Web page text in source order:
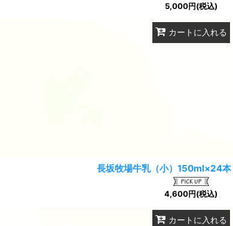
5,000円(税込)
カートに入れる
長坂牧場牛乳（小）150ml×24本
4,600円(税込)
カートに入れる